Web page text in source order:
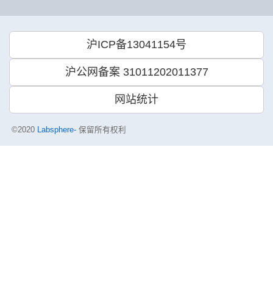
沪ICP备13041154号
沪公网备案 31011202011377
网站统计
©2020 Labsphere- 保留所有权利